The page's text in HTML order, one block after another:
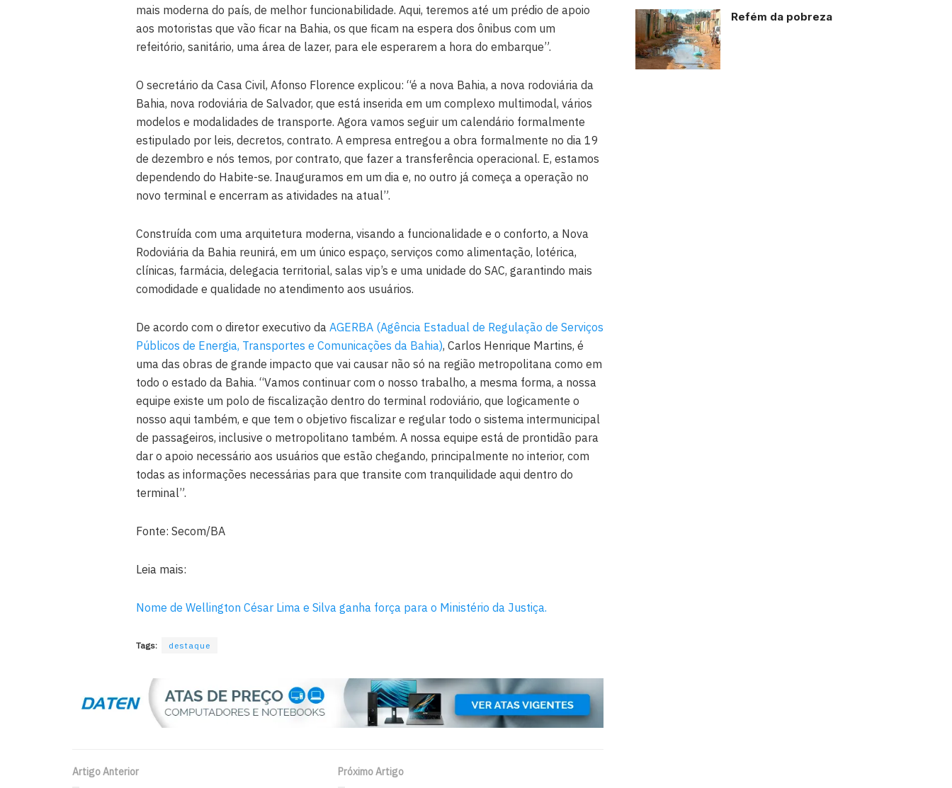
mais moderna do país, de melhor funcionabilidade. Aqui, teremos até um prédio de apoio
aos motoristas que vão ficar na Bahia, os que ficam na espera dos ônibus com um
refeitório, sanitário, uma área de lazer, para ele esperarem a hora do embarque”.
O secretário da Casa Civil, Afonso Florence explicou: “é a nova Bahia, a nova rodoviária da
Bahia, nova rodoviária de Salvador, que está inserida em um complexo multimodal, vários
modelos e modalidades de transporte. Agora vamos seguir um calendário formalmente
estipulado por leis, decretos, contrato. A empresa entregou a obra formalmente no dia 19
de dezembro e nós temos, por contrato, que fazer a transferência operacional. E, estamos
dependendo do Habite-se. Inauguramos em um dia e, no outro já começa a operação no
novo terminal e encerram as atividades na atual”.
Construída com uma arquitetura moderna, visando a funcionalidade e o conforto, a Nova
Rodoviária da Bahia reunirá, em um único espaço, serviços como alimentação, lotérica,
clínicas, farmácia, delegacia territorial, salas vip’s e uma unidade do SAC, garantindo mais
comodidade e qualidade no atendimento aos usuários.
De acordo com o diretor executivo da AGERBA (Agência Estadual de Regulação de Serviços
Públicos de Energia, Transportes e Comunicações da Bahia), Carlos Henrique Martins, é
uma das obras de grande impacto que vai causar não só na região metropolitana como em
todo o estado da Bahia. “Vamos continuar com o nosso trabalho, a mesma forma, a nossa
equipe existe um polo de fiscalização dentro do terminal rodoviário, que logicamente o
nosso aqui também, e que tem o objetivo fiscalizar e regular todo o sistema intermunicipal
de passageiros, inclusive o metropolitano também. A nossa equipe está de prontidão para
dar o apoio necessário aos usuários que estão chegando, principalmente no interior, com
todas as informações necessárias para que transite com tranquilidade aqui dentro do
terminal”.
Fonte: Secom/BA
Leia mais:
Nome de Wellington César Lima e Silva ganha força para o Ministério da Justiça.
Tags: destaque
Artigo Anterior Próximo Artigo
Refém da pobreza